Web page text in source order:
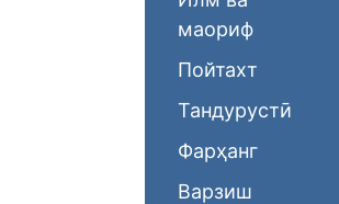
маориф
Пойтахт
Тандурустӣ
Фарҳанг
Варзиш